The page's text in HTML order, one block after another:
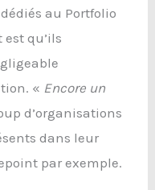
au Portfolio
qu’ils
« Encore un
d’organisations
dans leur
par exemple.